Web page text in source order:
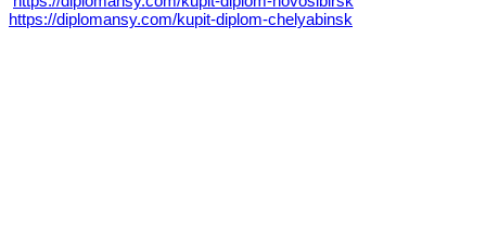
https://diplomansy.com/kupit-diplom-chelyabinsk